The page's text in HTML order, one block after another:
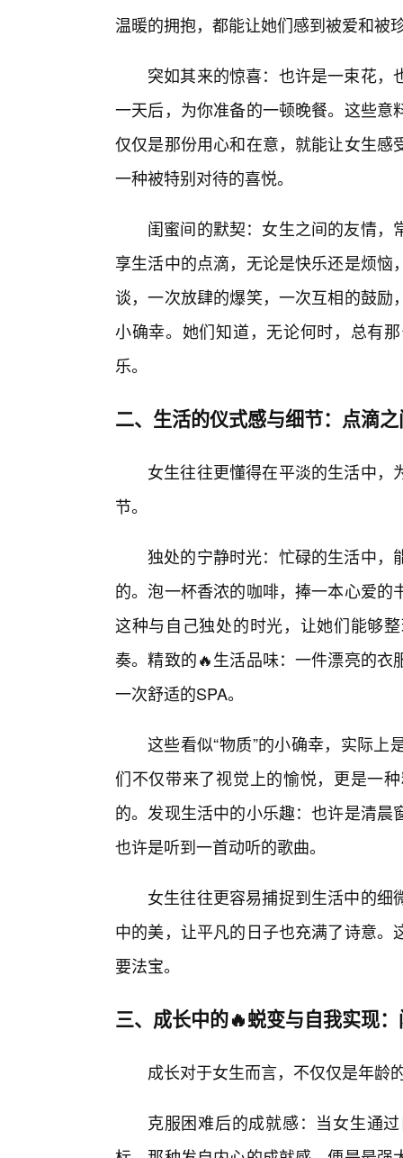
温暖的拥抱，都能让她们感到被爱和被
突如其来的惊喜：也许是一束花
一天后，为你准备的一顿晚餐。这些
仅仅是那份用心和在意，就能让女生
一种被特别对待的喜悦。
闺蜜间的默契：女生之间的友情
享生活中的点滴，无论是快乐还是烦
谈，一次放肆的爆笑，一次互相的鼓
小确幸。她们知道，无论何时，总有
乐。
二、生活的仪式感与细节：点滴
女生往往更懂得在平淡的生活中
节。
独处的宁静时光：忙碌的生活中，
的。泡一杯香浓的咖啡，捧一本心爱
这种与自己独处的时光，让她们能够
奏。精致的🔥生活品味：一件漂亮的
一次舒适的SPA。
这些看似“物质”的小确幸，实际
们不仅带来了视觉上的愉悦，更是一
的。发现生活中的小乐趣：也许是清
也许是听到一首动听的歌曲。
女生往往更容易捕捉到生活中的
中的美，让平凡的日子也充满了诗意
要法宝。
三、成长中的🔥蜕变与自我实现
成长对于女生而言，不仅仅是年龄
克服困难后的成就感：当女生通